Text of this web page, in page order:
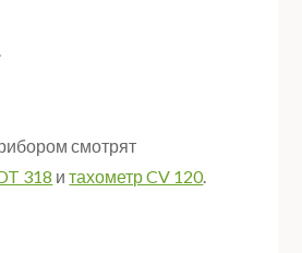
смотрят
318 итахометр CV 120.